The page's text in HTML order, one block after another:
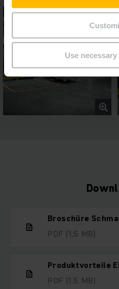
Use
Broschüre
PDF (1,5 MB)
Produktvorteile
PDF (1,5 MB)